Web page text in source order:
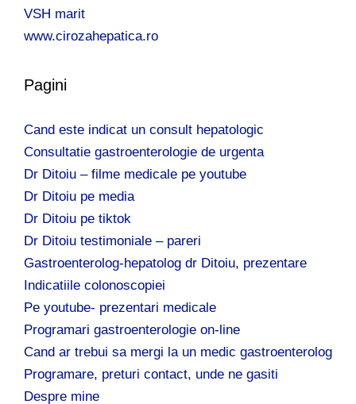
VSH marit
www.cirozahepatica.ro
Pagini
Cand este indicat un consult hepatologic
Consultatie gastroenterologie de urgenta
Dr Ditoiu – filme medicale pe youtube
Dr Ditoiu pe media
Dr Ditoiu pe tiktok
Dr Ditoiu testimoniale – pareri
Gastroenterolog-hepatolog dr Ditoiu, prezentare
Indicatiile colonoscopiei
Pe youtube- prezentari medicale
Programari gastroenterologie on-line
Cand ar trebui sa mergi la un medic gastroenterolog
Programare, preturi contact, unde ne gasiti
Despre mine